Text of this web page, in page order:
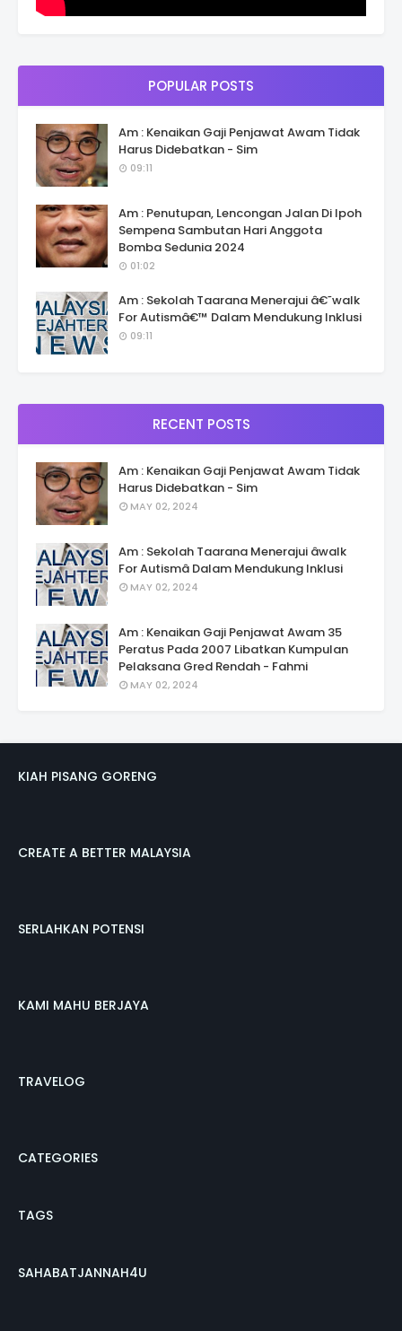
POPULAR POSTS
Am : Kenaikan Gaji Penjawat Awam Tidak
Harus Didebatkan - Sim
09:11
Am : Penutupan, Lencongan Jalan Di Ipoh
Sempena Sambutan Hari Anggota
Bomba Sedunia 2024
01:02
Am : Sekolah Taarana Menerajui â€˜walk
For Autismâ€™ Dalam Mendukung Inklusi
09:11
RECENT POSTS
Am : Kenaikan Gaji Penjawat Awam Tidak
Harus Didebatkan - Sim
MAY 02, 2024
Am : Sekolah Taarana Menerajui âwalk
For Autismâ Dalam Mendukung Inklusi
MAY 02, 2024
Am : Kenaikan Gaji Penjawat Awam 35
Peratus Pada 2007 Libatkan Kumpulan
Pelaksana Gred Rendah - Fahmi
MAY 02, 2024
KIAH PISANG GORENG
CREATE A BETTER MALAYSIA
SERLAHKAN POTENSI
KAMI MAHU BERJAYA
TRAVELOG
CATEGORIES
TAGS
SAHABATJANNAH4U